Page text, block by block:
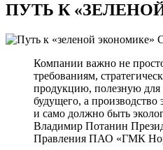
ПУТЬ К
Компании важно не
требованиям,
продукцию, полезную для
будущего, а
и само должно быть
Владимир Потанин
Правления ПАО «ГМК